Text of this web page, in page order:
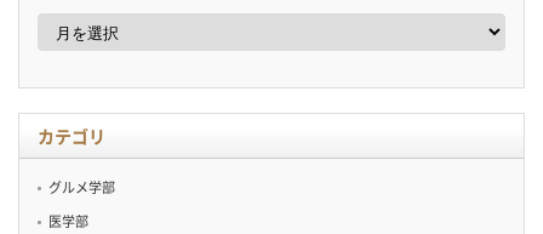
ア
イ
カテゴリ
グルメ学部
医学部